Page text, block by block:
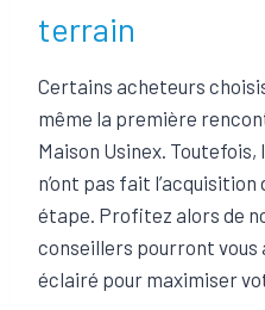
terrain
Certains acheteurs
même la première
Maison Usinex.
n’ont pas fait
étape. Profitez alors de
conseillers pourront vous
éclairé pour maximiser